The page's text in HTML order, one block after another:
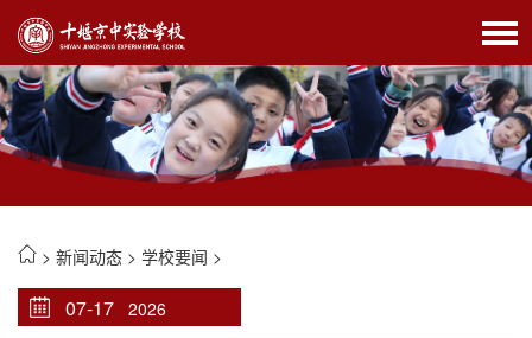
> 新闻动态 > 学校要闻 >
07-17 2026